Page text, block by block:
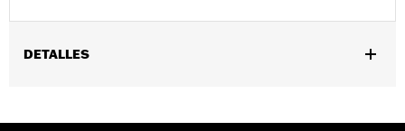
DETALLES